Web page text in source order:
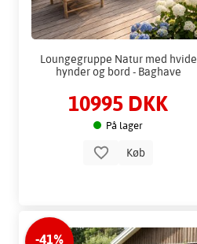
Loungegruppe Natur med hvide
hynder og bord - Baghave
10995 DKK
På lager
Køb
-41%